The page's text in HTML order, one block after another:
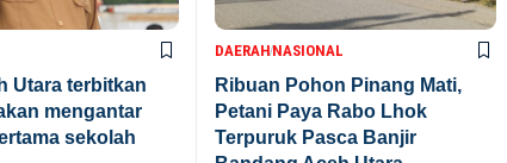
Utara terbitkan
mengantar
sekolah
DAERAHNASIONAL
Ribuan Pohon Pinang Mati,
Petani Paya Rabo Lhok
Terpuruk Pasca Banjir